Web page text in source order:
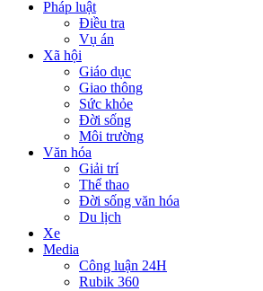
Pháp luật
Điều tra
Vụ án
Xã hội
Giáo dục
Giao thông
Sức khỏe
Đời sống
Môi trường
Văn hóa
Giải trí
Thể thao
Đời sống văn hóa
Du lịch
Xe
Media
Công luận 24H
Rubik 360